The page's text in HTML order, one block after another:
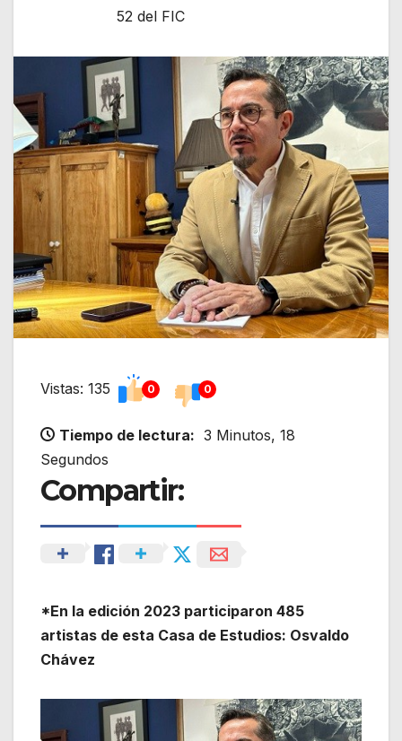
52 del FIC
Vistas: 135 0 0
Tiempo de lectura: 3 Minutos, 18
Segundos
Compartir:
*En la edición 2023 participaron 485
artistas de esta Casa de Estudios: Osvaldo
Chávez